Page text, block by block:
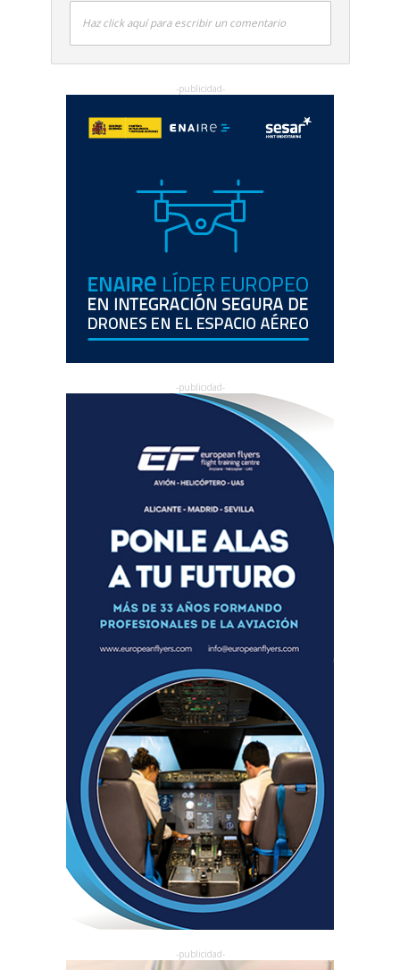
Haz click aquí para escribir un comentario